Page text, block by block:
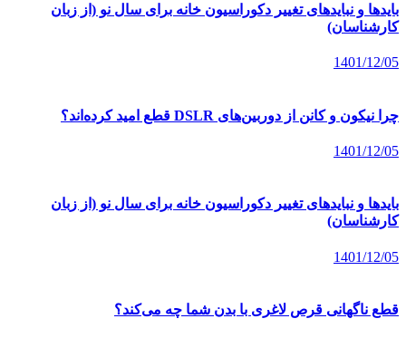
بایدها و نبایدهای تغییر دکوراسیون خانه برای سال نو (از زبان
کارشناسان)
1401/12/05
چرا نیکون و کانن از دوربین‌های DSLR قطع امید کرده‌اند؟
1401/12/05
بایدها و نبایدهای تغییر دکوراسیون خانه برای سال نو (از زبان
کارشناسان)
1401/12/05
قطع ناگهانی قرص لاغری با بدن شما چه می‌کند؟